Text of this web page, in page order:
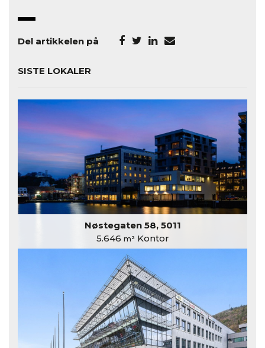
Del artikkelen på
SISTE LOKALER
Nøstegaten 58, 5011
5.646 m²Kontor